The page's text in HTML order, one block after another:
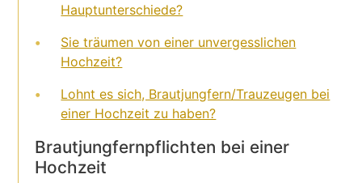
Hauptunterschiede?
Sie träumen von einer unvergesslichen
Hochzeit?
Lohnt es sich, Brautjungfern/Trauzeugen bei
einer Hochzeit zu haben?
Brautjungfernpflichten bei einer
Hochzeit